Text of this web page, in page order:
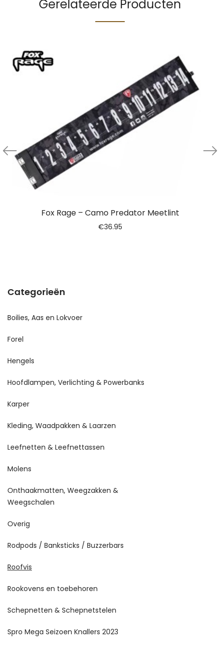
Gerelateerde Producten
Fox Rage – Camo Predator Meetlint
€36.95
Categorieën
Boilies, Aas en Lokvoer
Forel
Hengels
Hoofdlampen, Verlichting & Powerbanks
Karper
Kleding, Waadpakken & Laarzen
Leefnetten & Leefnettassen
Molens
Onthaakmatten, Weegzakken &
Weegschalen
Overig
Rodpods / Banksticks / Buzzerbars
Roofvis
Rookovens en toebehoren
Schepnetten & Schepnetstelen
Spro Mega Seizoen Knallers 2023